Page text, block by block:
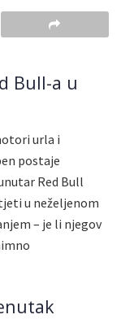
Bull-a u
urla i
postaje
Red Bull
u neželjenom
– je li njegov